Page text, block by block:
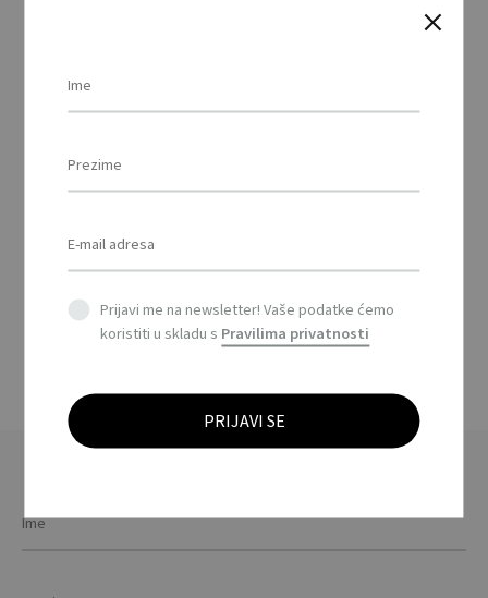
towel 350 g
Prijavi me na newsletter! Vaše podatke ćemo
koristiti u skladu s Pravilima privatnosti